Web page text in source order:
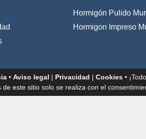
Hormigón Pulido
Hormigon Impreso
• Aviso legal | Privacidad | Cookies •
de este sitio solo se realiza con el